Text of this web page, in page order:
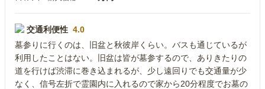
交通利便性 4.0
墓参りに行くのは、旧盆と秋彼岸くらい。バスも通じているが
利用したことはない。旧盆は皆が墓参するので、ありきたりの
道を行けば渋滞に巻き込まれるが、少し遠回りでも交通量が少
なく、信号左折で霊園内に入れるので家から20分程度でお墓の